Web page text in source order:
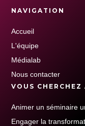
NAVIGATION
Accueil
L'équipe
Médialab
Nous contacter
VOUS CHERCHEZ
Animer un séminaire
Engager la